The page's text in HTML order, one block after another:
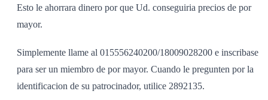
Esto le ahorrara dinero por que Ud. conseguiria precios de por
mayor.
Simplemente llame al 015556240200/18009028200 e inscribase
para ser un miembro de por mayor. Cuando le pregunten por la
identificacion de su patrocinador, utilice 2892135.